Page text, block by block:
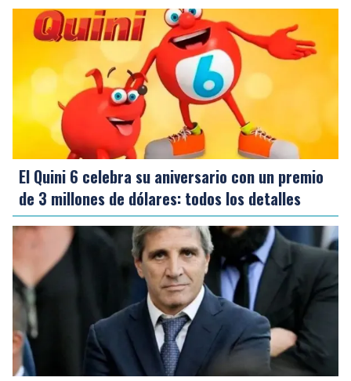
El Quini 6 celebra su aniversario con un premio
de 3 millones de dólares: todos los detalles